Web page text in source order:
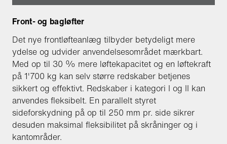
Front- og bagløfter
Det nye frontløfteanlæg tilbyder betydeligt mere
ydelse og udvider anvendelsesområdet mærkbart.
Med op til 30 % mere løftekapacitet og en løftekraft
på 1'700 kg kan selv større redskaber betjenes
sikkert og effektivt. Redskaber i kategori I og II kan
anvendes fleksibelt. En parallelt styret
sideforskydning på op til 250 mm pr. side sikrer
desuden maksimal fleksibilitet på skråninger og i
kantområder.